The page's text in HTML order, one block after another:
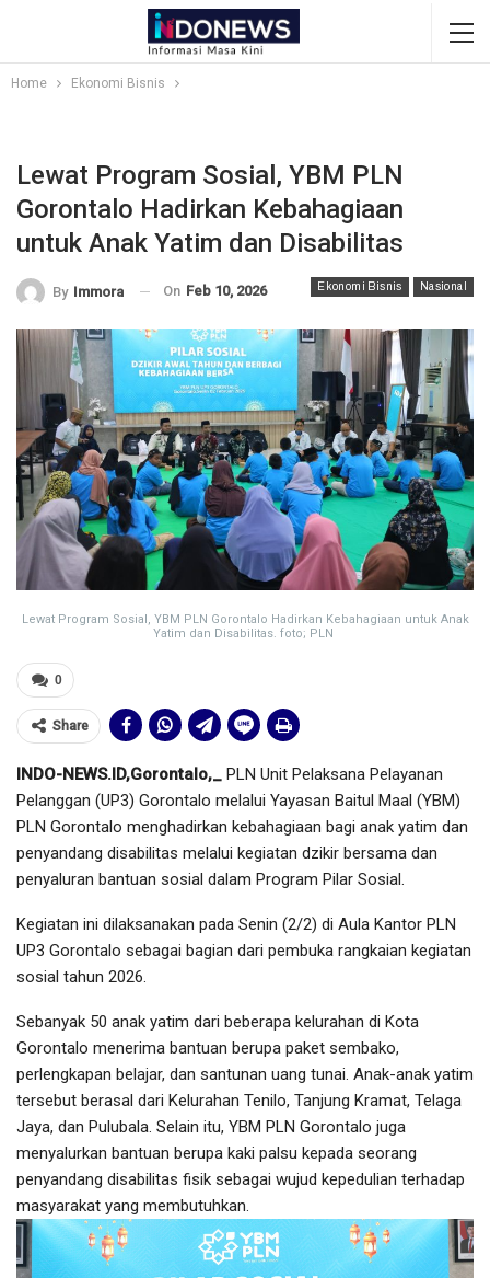
Home Ekonomi Bisnis
Lewat Program Sosial, YBM PLN
Gorontalo Hadirkan Kebahagiaan
untuk Anak Yatim dan Disabilitas
Ekonomi Bisnis Nasional
By Immora On Feb 10, 2026
Lewat Program Sosial, YBM PLN Gorontalo Hadirkan Kebahagiaan untuk Anak
Yatim dan Disabilitas. foto; PLN
0
Share
INDO-NEWS.ID,Gorontalo,_ PLN Unit Pelaksana Pelayanan
Pelanggan (UP3) Gorontalo melalui Yayasan Baitul Maal (YBM)
PLN Gorontalo menghadirkan kebahagiaan bagi anak yatim dan
penyandang disabilitas melalui kegiatan dzikir bersama dan
penyaluran bantuan sosial dalam Program Pilar Sosial.
Kegiatan ini dilaksanakan pada Senin (2/2) di Aula Kantor PLN
UP3 Gorontalo sebagai bagian dari pembuka rangkaian kegiatan
sosial tahun 2026.
Sebanyak 50 anak yatim dari beberapa kelurahan di Kota
Gorontalo menerima bantuan berupa paket sembako,
perlengkapan belajar, dan santunan uang tunai. Anak-anak yatim
tersebut berasal dari Kelurahan Tenilo, Tanjung Kramat, Telaga
Jaya, dan Pulubala. Selain itu, YBM PLN Gorontalo juga
menyalurkan bantuan berupa kaki palsu kepada seorang
penyandang disabilitas fisik sebagai wujud kepedulian terhadap
masyarakat yang membutuhkan.